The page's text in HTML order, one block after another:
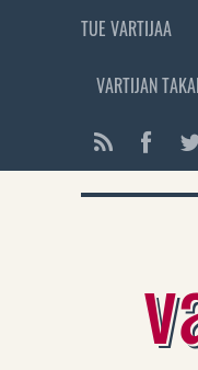
TUE VARTIJAA
VARTIJAN